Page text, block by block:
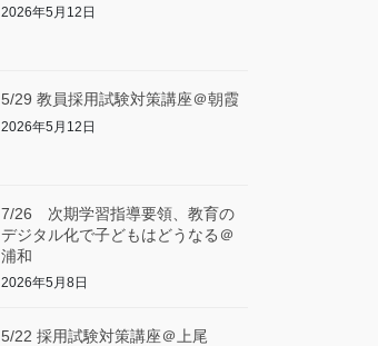
2026年5月12日
5/29 教員採用試験対策講座＠朝霞
2026年5月12日
7/26 次期学習指導要領、教育の
デジタル化で子どもはどうなる＠
浦和
2026年5月8日
5/22 採用試験対策講座＠上尾